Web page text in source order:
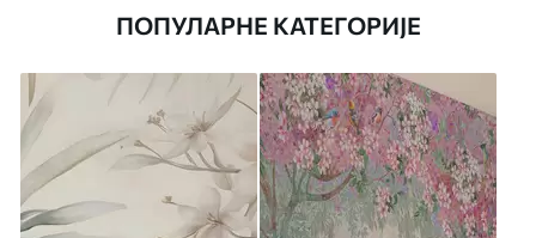
ПОПУЛАРНЕ КАТЕГОРИЈЕ